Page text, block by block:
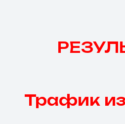
Трафик